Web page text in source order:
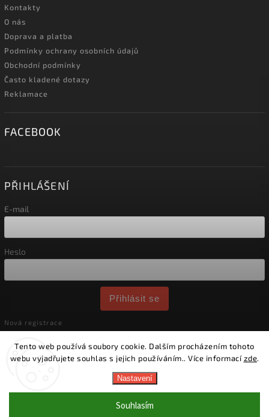
Tento web používá soubory cookie. Dalším procházením tohoto
webu vyjadřujete souhlas s jejich používáním.. Více informacízde.
Nastavení
Souhlasím
Doprava zdarmapro obj. od 2500 Kč 🚗
Kontakty
O nás
Doprava a platba
Podmínky ochrany osobních údajů
Obchodní podmínky
Často kladené dotazy
Reklamace
FACEBOOK
PŘIHLÁŠENÍ
E-mail
Heslo
Přihlásit se
Nová registrace
Tleto. Všechna práva vyhrazena.
Shoptet| DesignShoptak.cz.